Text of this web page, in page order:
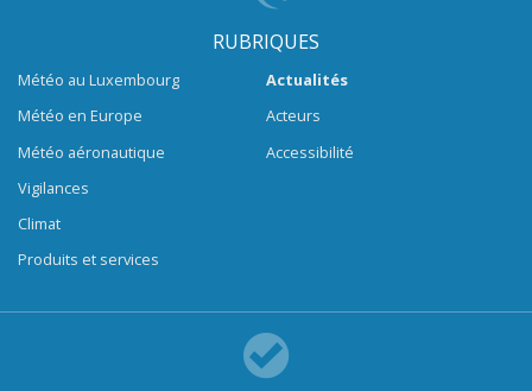
RUBRIQUES
Météo au Luxembourg
Météo en Europe
Météo aéronautique
Vigilances
Climat
Produits et services
Actualités
Acteurs
Accessibilité